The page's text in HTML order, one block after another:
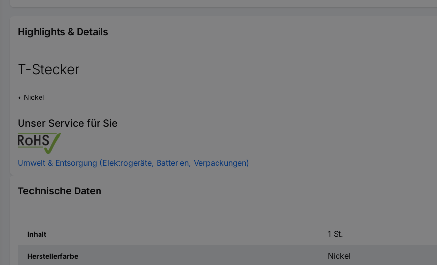
Highlights & Details
T-Stecker
Nickel
Unser Service für Sie
Umwelt & Entsorgung (Elektrogeräte, Batterien, Verpackungen)
Technische Daten
Inhalt 1 St.
Herstellerfarbe Nickel